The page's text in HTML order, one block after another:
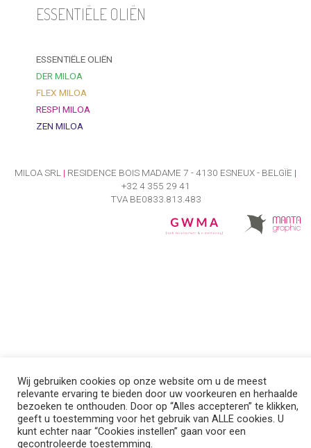
ESSENTIËLE OLIËN
ESSENTIËLE OLIËN
DER MILOA
FLEX MILOA
RESPI MILOA
ZEN MILOA
MILOA SRL | RESIDENCE BOIS MADAME 7 - 4130 ESNEUX - BELGÏE |
+32 4 355 29 41
TVA BE0833.813.483
Wij gebruiken cookies op onze website om u de meest
relevante ervaring te bieden door uw voorkeuren en herhaalde
bezoeken te onthouden. Door op “Alles accepteren” te klikken,
geeft u toestemming voor het gebruik van ALLE cookies. U
kunt echter naar “Cookies instellen” gaan voor een
gecontroleerde toestemming.